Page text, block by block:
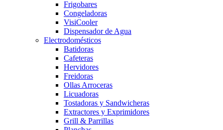
Frigobares
Congeladoras
VisiCooler
Dispensador de Agua
Electrodomésticos
Batidoras
Cafeteras
Hervidores
Freidoras
Ollas Arroceras
Licuadoras
Tostadoras y Sandwicheras
Extractores y Exprimidores
Grill & Parrillas